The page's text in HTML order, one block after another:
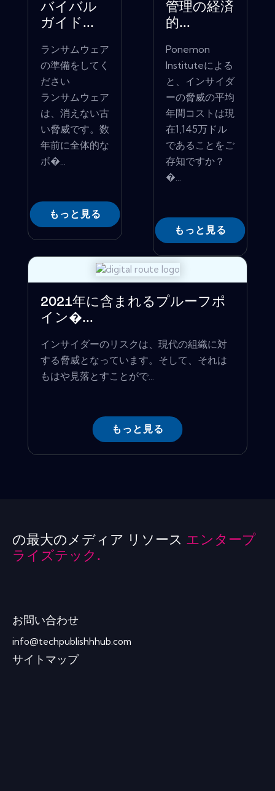
バイバル
ガイド...
ランサムウェア
の準備をしてく
ださい
ランサムウェア
は、消えない古
い脅威です。数
年前に全体的な
ボ�...
もっと見る
管理の経済
的...
Ponemon
Instituteによる
と、インサイダ
ーの脅威の平均
年間コストは現
在1,145万ドル
であることをご
存知ですか？
�...
もっと見る
2021年に含まれるプルーフポ
イン�...
インサイダーのリスクは、現代の組織に対
する脅威となっています。そして、それは
もはや見落とすことがで...
もっと見る
の最大のメディア リソース エンタープ
ライズテック.
お問い合わせ
info@techpublishhhub.com
サイトマップ